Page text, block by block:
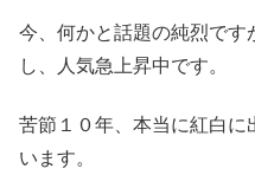
今、何かと話題の純烈で
し、人気急上昇中です。
苦節１０年、本当に紅白
います。